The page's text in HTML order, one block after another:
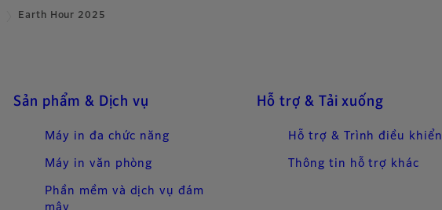
Earth Hour 2025
Sản phẩm & Dịch vụ
Máy in đa chức năng
Máy in văn phòng
Phần mềm và dịch vụ đám
Hỗ trợ & Tải xuống
Hỗ trợ & Trình điều khiển
Thông tin hỗ trợ khác